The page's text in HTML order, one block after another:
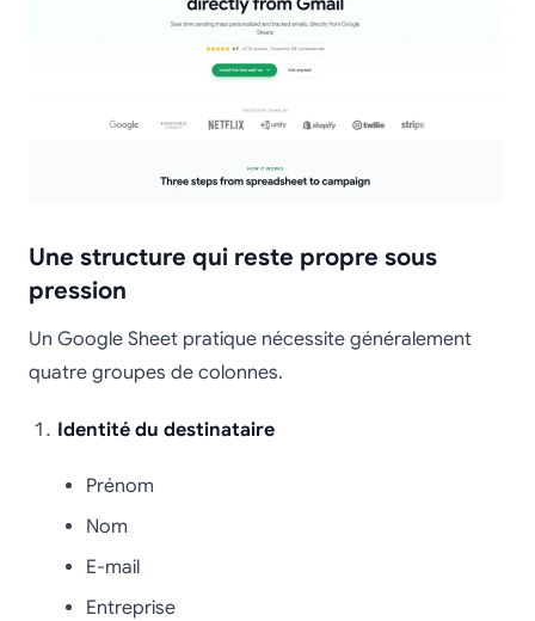
Une structure qui reste propre sous
pression
Un Google Sheet pratique nécessite généralement
quatre groupes de colonnes.
Identité du destinataire
Prénom
Nom
E-mail
Entreprise